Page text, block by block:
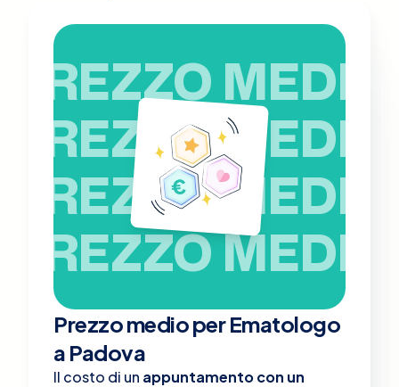
PREZZO MEDIO
PREZZO MEDIO
PREZZO MEDIO
PREZZO MEDIO
Prezzo medio per Ematologo
a Padova
Il costo di un appuntamento con un